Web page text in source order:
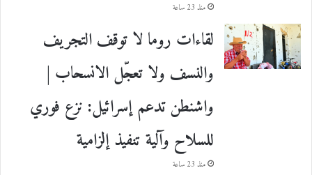
منذ 23 ساعة
لقاءات روما لا توقف التجريف
والنسف ولا تعجّل الانسحاب |
واشنطن تدعم إسرائيل: نزع فوري
للسلاح وآلية تنفيذ إلزامية
منذ 23 ساعة